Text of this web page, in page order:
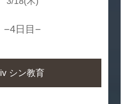
−4日目−
iv シン教育